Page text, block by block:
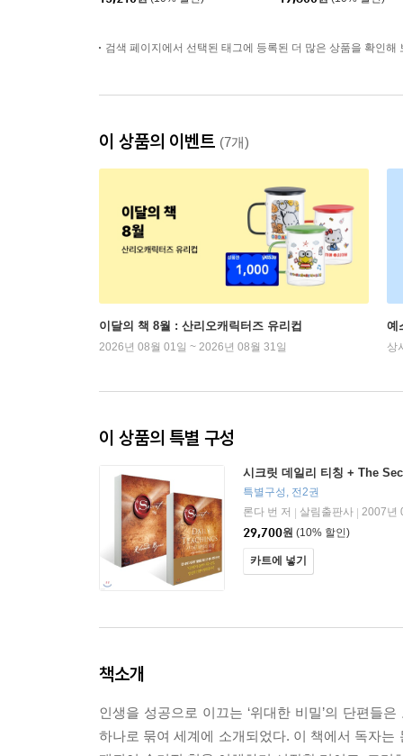
검색 페이지에서 선택된 태그에 등록된 더 많은 상품을 확인해
이 상품의 이벤트 (7개)
이달의 책 8월 : 산리오캐릭터즈 유리컵
2026년 08월 01일 ~ 2026년 08월 31일
예
상
이 상품의 특별 구성
시크릿 데일리 티칭 + The
특별구성, 전2권
론다 번 저
살림출판사
2007년
29,700원 (10% 할인)
카트에 넣기
책소개
인생을 성공으로 이끄는 ‘위대한 비밀’의 단편들
하나로 묶여 세계에 소개되었다. 이 책에서 독자는